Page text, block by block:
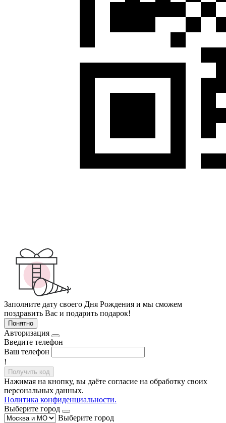
Заполните дату своего Дня Рождения и мы сможем
поздравить Вас и подарить подарок!
Понятно
Авторизация
Введите телефон
Ваш телефон
!
Получить код
Нажимая на кнопку, вы даёте согласие на обработку своих
персональных данных.
Политика конфиденциальности.
Выберите город
Выберите город